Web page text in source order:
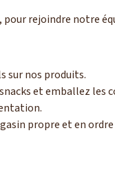
rejoindre notre
sur nos produits.
et emballez les
propre et en